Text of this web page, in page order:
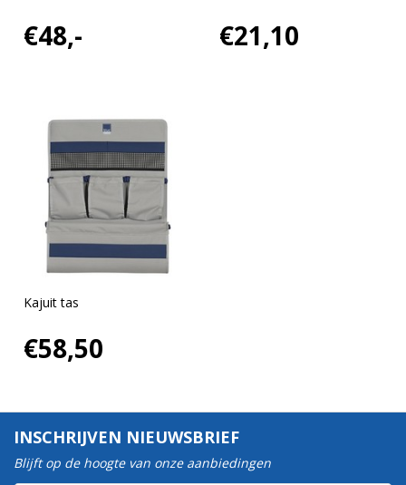
€48,- €21,10
Kajuit tas
€58,50
INSCHRIJVEN NIEUWSBRIEF
Blijft op de hoogte van onze aanbiedingen